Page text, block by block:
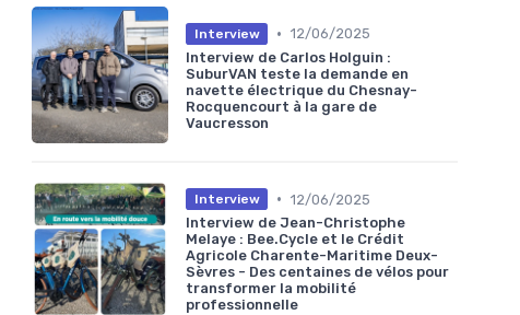
Interview • 12/06/2025
Interview de Carlos Holguin :
SuburVAN teste la demande en
navette électrique du Chesnay-
Rocquencourt à la gare de
Vaucresson
Interview • 12/06/2025
Interview de Jean-Christophe
Melaye : Bee.Cycle et le Crédit
Agricole Charente-Maritime Deux-
Sèvres - Des centaines de vélos pour
transformer la mobilité
professionnelle